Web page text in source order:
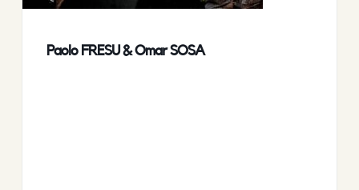
Paolo FRESU & Omar SOSA